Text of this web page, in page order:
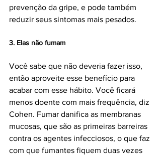
prevenção da gripe, e pode também
3. Elas não fumam
Você sabe que não deveria fazer isso,
então aproveite esse benefício para
acabar com esse hábito. Você ficará
menos doente com mais frequência, diz
Cohen. Fumar danifica as membranas
mucosas, que são as primeiras barreiras
contra os agentes infecciosos, o que faz
com que fumantes fiquem duas vezes